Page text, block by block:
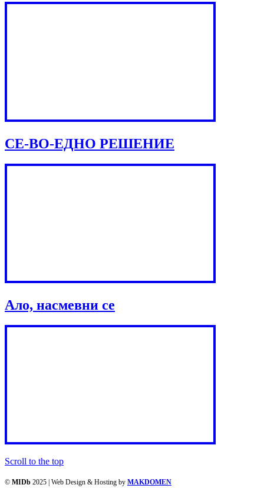
СЕ-ВО-ЕДНО РЕШЕНИЕ
Ало, насмевни се
Scroll to the top
© MIDb 2025 | Web Design & Hosting by MAKDOMEN